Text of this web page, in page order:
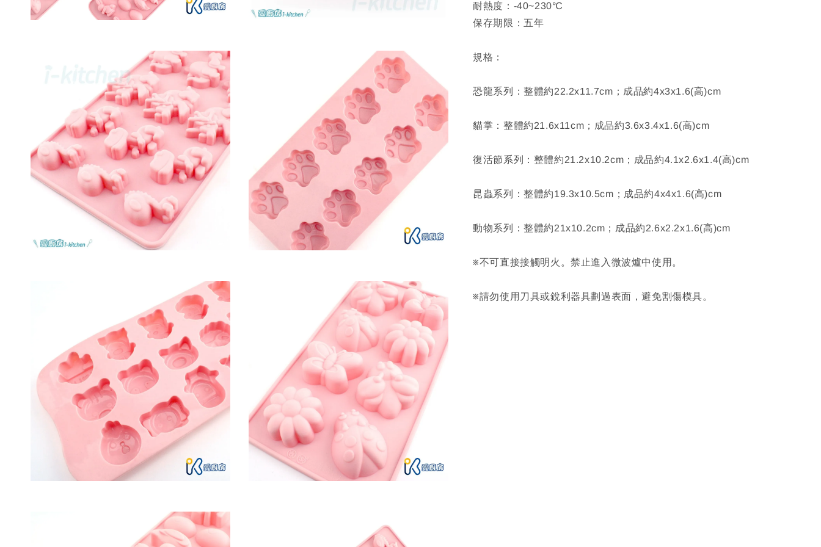
耐熱度：-40~230℃
保存期限：五年
規格：
恐龍系列：整體約22.2x11.7cm；成品約4x3x1.6(高)cm
貓掌：整體約21.6x11cm；成品約3.6x3.4x1.6(高)cm
復活節系列：整體約21.2x10.2cm；成品約4.1x2.6x1.4(高)cm
昆蟲系列：整體約19.3x10.5cm；成品約4x4x1.6(高)cm
動物系列：整體約21x10.2cm；成品約2.6x2.2x1.6(高)cm
※不可直接接觸明火。禁止進入微波爐中使用。
※請勿使用刀具或銳利器具劃過表面，避免割傷模具。